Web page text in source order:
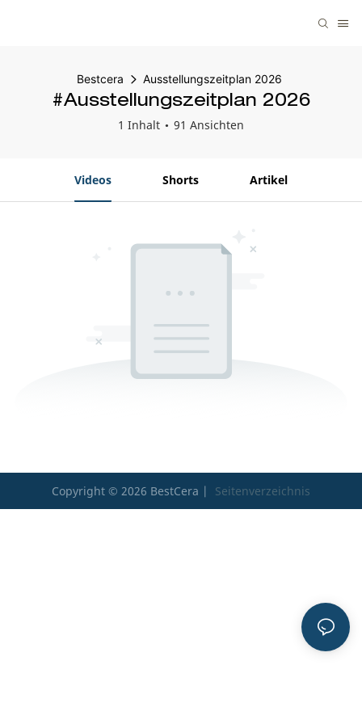
Bestcera Ausstellungszeitplan 2026
#Ausstellungszeitplan 2026
1 Inhalt 91 Ansichten
Videos Shorts Artikel
Copyright © 2026 BestCera | Seitenverzeichnis